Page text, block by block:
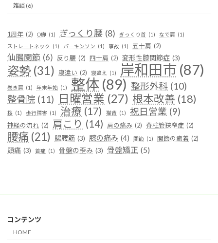
雑談 (6)
1周年 (2) O脚 (1) ぎっくり腰 (8) ぎっくり首 (1) なで肩 (1)
ストレートネック
(1) パーキンソン (1) 事故 (1) 五十肩 (2)
仙腸関節 (6) 反り腰 (2) 四十肩 (2) 変形性膝関節症 (3)
姿勢 (31) 寝違い (2) 寝違え (1) 岸和田市 (87)
巻き肩 (1) 年末年始 (1) 整体 (89) 整形外科 (10)
整骨院 (11) 日曜営業 (27) 根本改善 (18)
桜 (1) 歩行障害 (1) 治療 (17) 猫背 (1) 祝日営業 (9)
神経の流れ (2) 肩こり (14) 肩の痛み (2) 脊柱管狭窄症 (2)
腰痛 (21) 腸腰筋 (3) 膝の痛み (4) 関節 (1) 関節の癒着 (2)
頭痛 (3) 首痛 (1) 骨盤の歪み (3) 骨盤矯正 (5)
コンテンツ
HOME